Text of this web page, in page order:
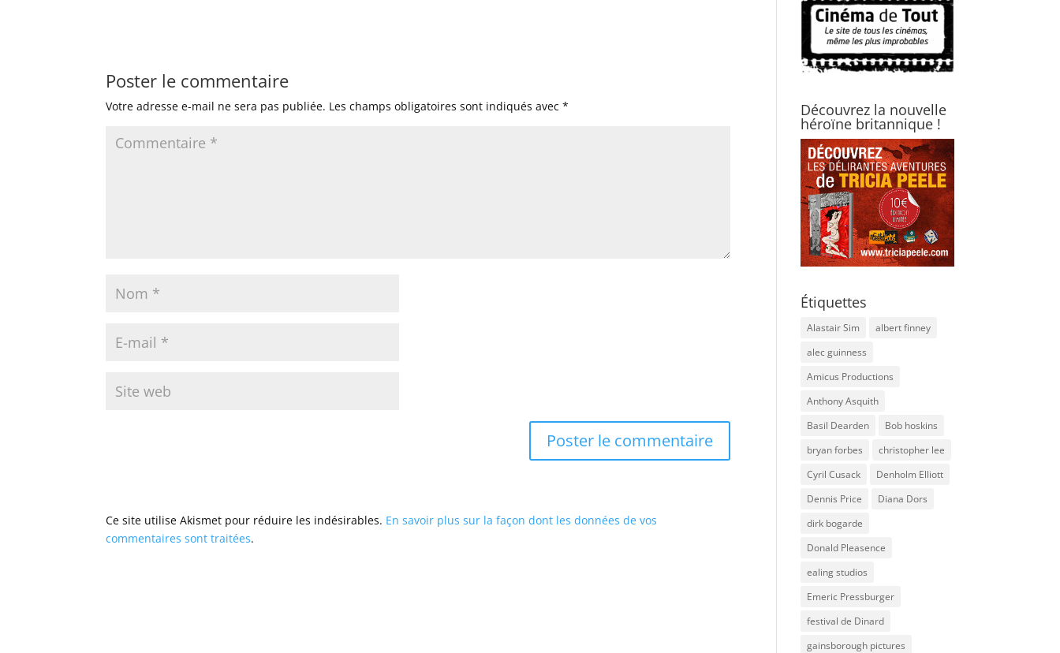
Poster le commentaire
Votre adresse e-mail ne sera pas publiée. Les champs obligatoires sont indiqués avec*
Ce site utilise Akismet pour réduire les indésirables. En savoir plus sur la façon dont les données de vos
commentaires sont traitées.
Découvrez la nouvelle
héroïne britannique !
Étiquettes
Alastair Sim
albert finney
alec guinness
Amicus Productions
Anthony Asquith
Basil Dearden
Bob hoskins
bryan forbes
christopher lee
Cyril Cusack
Denholm Elliott
Dennis Price
Diana Dors
dirk bogarde
Donald Pleasence
ealing studios
Emeric Pressburger
festival de Dinard
gainsborough pictures